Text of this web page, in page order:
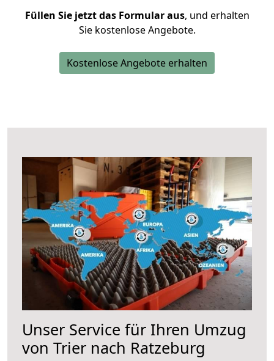
Füllen Sie jetzt das Formular aus, und erhalten
Sie kostenlose Angebote.
Kostenlose Angebote erhalten
Unser Service für Ihren Umzug
von Trier nach Ratzeburg